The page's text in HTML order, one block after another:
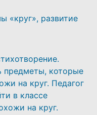
«круг», развитие
предметы, которые
на круг. Педагог
в классе
на круг.